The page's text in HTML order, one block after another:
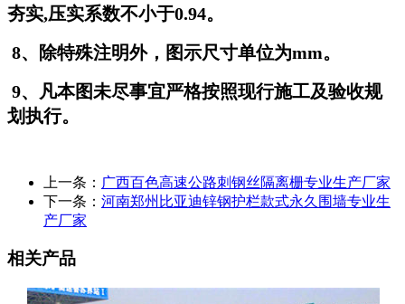
夯实,压实系数不小于0.94。
8、除特殊注明外，图示尺寸单位为mm。
9、凡本图未尽事宜严格按照现行施工及验收规
划执行。
上一条： 广西百色高速公路刺钢丝隔离栅专业生产厂家
下一条： 河南郑州比亚迪锌钢护栏款式永久围墙专业生
产厂家
相关产品